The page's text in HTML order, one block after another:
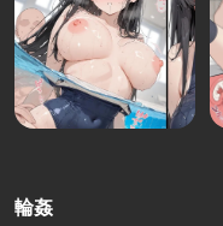
輪姦